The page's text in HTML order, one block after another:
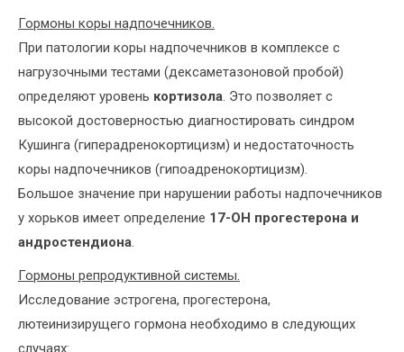
Гормоны коры надпочечников.
При патологии коры надпочечников в комплексе с
нагрузочными тестами (дексаметазоновой пробой)
определяют уровень кортизола. Это позволяет с
высокой достоверностью диагностировать синдром
Кушинга (гиперадренокортицизм) и недостаточность
коры надпочечников (гипоадренокортицизм).
Большое значение при нарушении работы надпочечников
у хорьков имеет определение 17-ОН прогестерона и
андростендиона.
Гормоны репродуктивной системы.
Исследование эстрогена, прогестерона,
лютеинизирущего гормона необходимо в следующих